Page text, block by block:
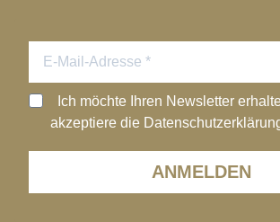
ANMELDEN
Ich möchte Ihren Newsletter
akzeptiere die